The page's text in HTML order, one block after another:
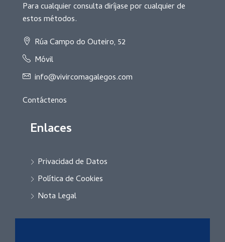
Para cualquier consulta diríjase por cualquier de
estos métodos.
Rúa Campo do Outeiro, 52
Móvil
info@vivircomagalegos.com
Contáctenos
Enlaces
Privacidad de Datos
Política de Cookies
Nota Legal